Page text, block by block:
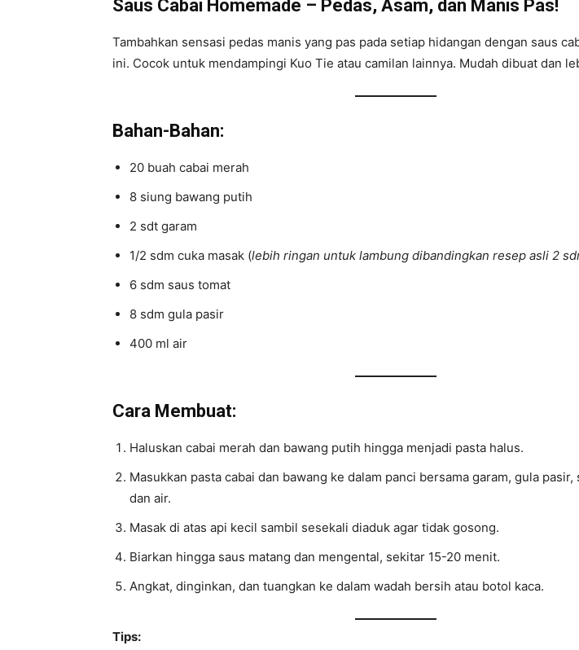
Saus Cabai Homemade – Pedas, Asam, dan Manis Pas!
Tambahkan sensasi pedas manis yang pas pada setiap hidangan dengan saus
ini. Cocok untuk mendampingi Kuo Tie atau camilan lainnya. Mudah dibuat dan
Bahan-Bahan:
20 buah cabai merah
8 siung bawang putih
2 sdt garam
1/2 sdm cuka masak (lebih ringan untuk lambung dibandingkan resep asli 2
6 sdm saus tomat
8 sdm gula pasir
400 ml air
Cara Membuat:
Haluskan cabai merah dan bawang putih hingga menjadi pasta halus.
Masukkan pasta cabai dan bawang ke dalam panci bersama garam, gula pasir,
dan air.
Masak di atas api kecil sambil sesekali diaduk agar tidak gosong.
Biarkan hingga saus matang dan mengental, sekitar 15-20 menit.
Angkat, dinginkan, dan tuangkan ke dalam wadah bersih atau botol kaca.
Tips: